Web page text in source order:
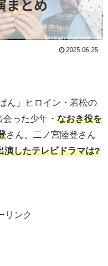
2025.06.25
ん」ヒロイン・若松の
った少年・ なおき役を
さん。二ノ宮陸登さん
演したテレビドラマは?
リンク